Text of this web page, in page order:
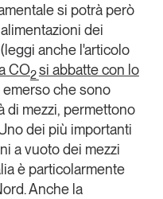
si potrà però
dei
anche l'articolo
CO2si abbatte con lo
emerso che sono
di mezzi, permettono
dei più importanti
a vuoto dei mezzi
è particolarmente
Anche la